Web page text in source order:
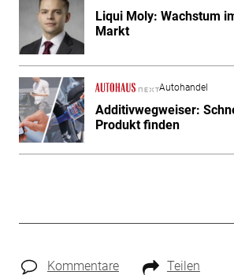
Liqui Moly: Wachstum
Markt
Autohandel
Additivwegweiser:
Produkt finden
Kommentare Teilen